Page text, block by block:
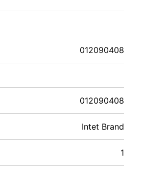
012090408
012090408
Intet Brand
1